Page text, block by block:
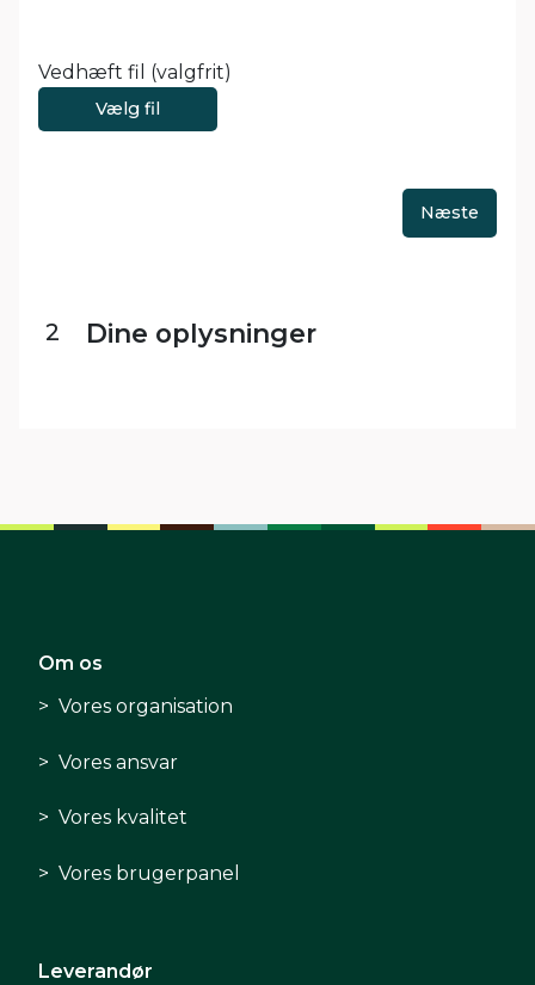
Vedhæft fil (valgfrit)
Vælg fil
2 Dine oplysninger
Om os
Vores organisation
Vores ansvar
Vores kvalitet
Vores brugerpanel
Leverandør